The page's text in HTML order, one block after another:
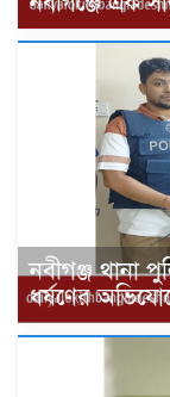
নবীগঞ্জ থানা
ধর্ষণের